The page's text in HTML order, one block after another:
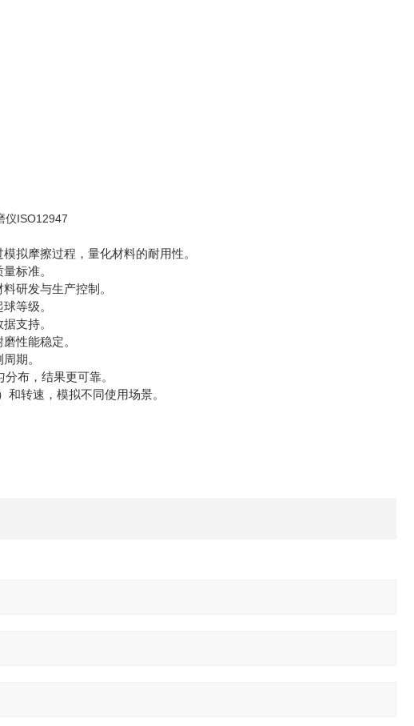
拟摩擦过程，量化材料的耐用性。
标准。
研发与生产控制。
等级。
支持。
性能稳定。
期。
布，结果更可靠。
转速，模拟不同使用场景。